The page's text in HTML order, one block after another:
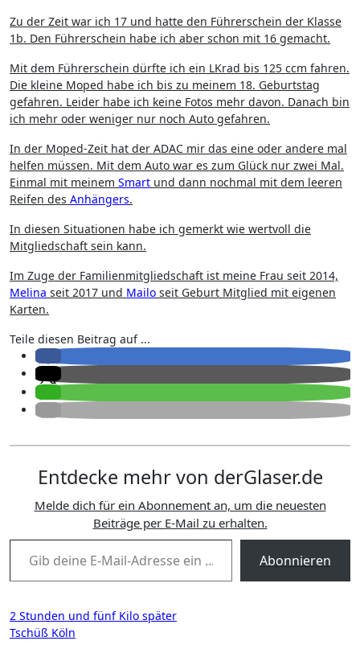
Zu der Zeit war ich 17 und hatte den Führerschein der Klasse
1b. Den Führerschein habe ich aber schon mit 16 gemacht.
Mit dem Führerschein dürfte ich ein LKrad bis 125 ccm fahren.
Die kleine Moped habe ich bis zu meinem 18. Geburtstag
gefahren. Leider habe ich keine Fotos mehr davon. Danach bin
ich mehr oder weniger nur noch Auto gefahren.
In der Moped-Zeit hat der ADAC mir das eine oder andere mal
helfen müssen. Mit dem Auto war es zum Glück nur zwei Mal.
Einmal mit meinem Smart und dann nochmal mit dem leeren
Reifen des Anhängers.
In diesen Situationen habe ich gemerkt wie wertvoll die
Mitgliedschaft sein kann.
Im Zuge der Familienmitgliedschaft ist meine Frau seit 2014,
Melina seit 2017 und Mailo seit Geburt Mitglied mit eigenen
Karten.
Teile diesen Beitrag auf ...
Entdecke mehr von derGlaser.de
Melde dich für ein Abonnement an, um die neuesten
Beiträge per E-Mail zu erhalten.
Gib deine E-Mail-Adresse ein ...
Abonnieren
Beitragsnavigation
2 Stunden und fünf Kilo später
Tschüß Köln